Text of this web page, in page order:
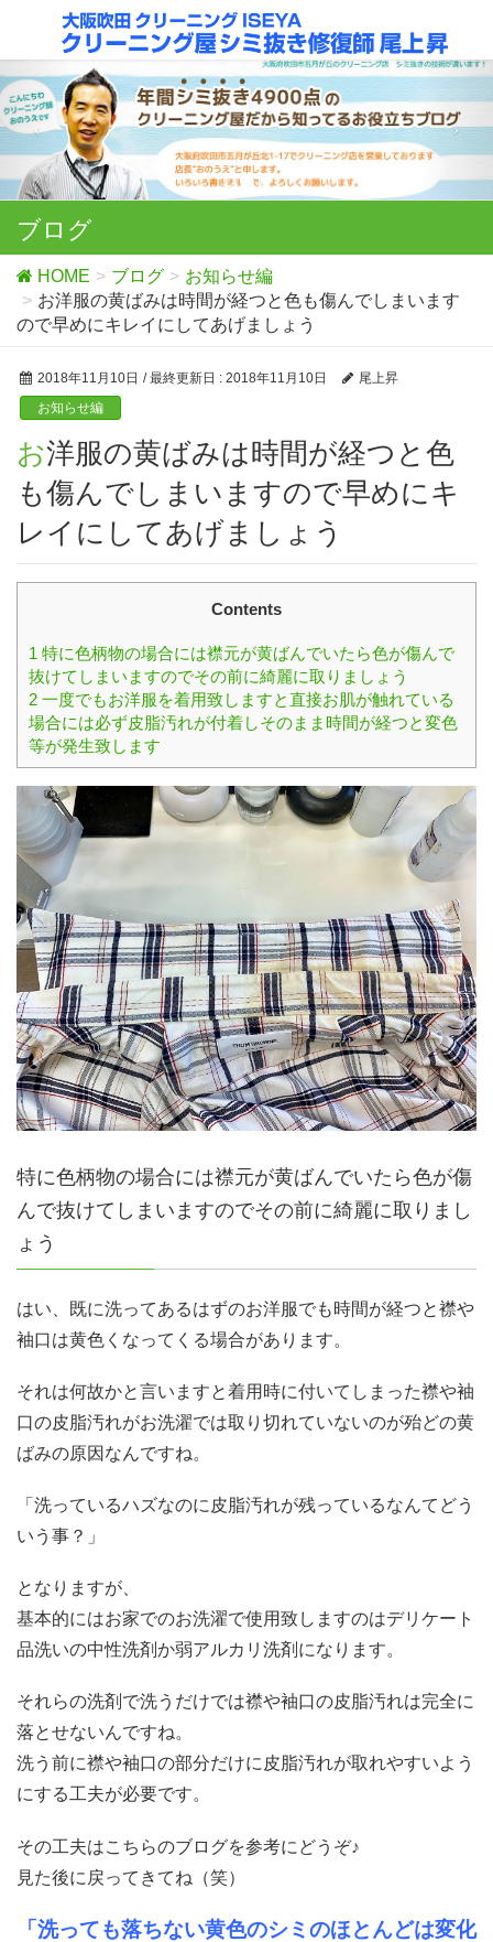
ブログ
HOME ブログ
お知らせ編
お洋服の黄ばみは時間が経つと色も傷んでしまいます
ので早めにキレイにしてあげましょう
2018年11月10日 / 最終更新日 : 2018年11月10日
尾上昇
お知らせ編
お洋服の黄ばみは時間が経つと色
も傷んでしまいますので早めにキ
レイにしてあげましょう
Contents
1 特に色柄物の場合には襟元が黄ばんでいたら色が傷んで
抜けてしまいますのでその前に綺麗に取りましょう
2 一度でもお洋服を着用致しますと直接お肌が触れている
場合には必ず皮脂汚れが付着しそのまま時間が経つと変色
等が発生致します
特に色柄物の場合には襟元が黄ばんでいたら色が傷
んで抜けてしまいますのでその前に綺麗に取りまし
ょう
はい、既に洗ってあるはずのお洋服でも時間が経つと襟や
袖口は黄色くなってくる場合があります。
それは何故かと言いますと着用時に付いてしまった襟や袖
口の皮脂汚れがお洗濯では取り切れていないのが殆どの黄
ばみの原因なんですね。
「洗っているハズなのに皮脂汚れが残っているなんてどう
いう事？」
となりますが、
基本的にはお家でのお洗濯で使用致しますのはデリケート
品洗いの中性洗剤か弱アルカリ洗剤になります。
それらの洗剤で洗うだけでは襟や袖口の皮脂汚れは完全に
落とせないんですね。
洗う前に襟や袖口の部分だけに皮脂汚れが取れやすいよう
にする工夫が必要です。
その工夫はこちらのブログを参考にどうぞ♪
見た後に戻ってきてね（笑）
「洗っても落ちない黄色のシミのほとんどは変化